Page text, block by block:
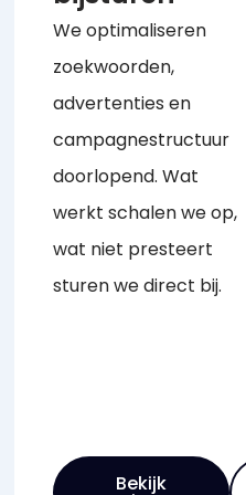
We optimaliseren
zoekwoorden,
advertenties en
campagnestructuur
doorlopend. Wat
werkt schalen we op,
wat niet presteert
sturen we direct bij.
Bekijk